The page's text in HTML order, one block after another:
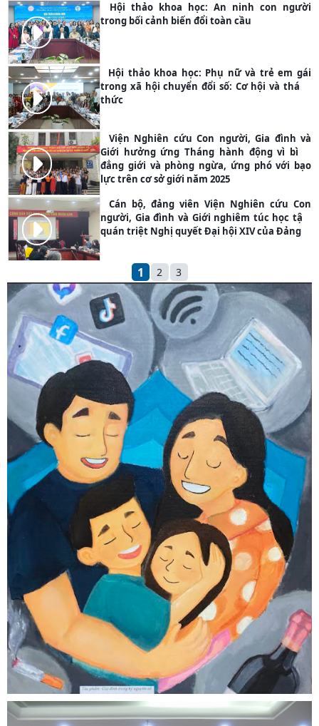
PHOTO
Hội thảo khoa học: An ninh con người
trong bối cảnh biến đổi toàn cầu
PHOTO
Hội thảo khoa học: Phụ nữ và trẻ em gái
trong xã hội chuyển đổi số: Cơ hội và thách
thức
PHOTO
Viện Nghiên cứu Con người, Gia đình và
Giới hưởng ứng Tháng hành động vì bình
đẳng giới và phòng ngừa, ứng phó với bạo
lực trên cơ sở giới năm 2025
PHOTO
Cán bộ, đảng viên Viện Nghiên cứu Con
người, Gia đình và Giới nghiêm túc học tập,
quán triệt Nghị quyết Đại hội XIV của Đảng
1 2 3